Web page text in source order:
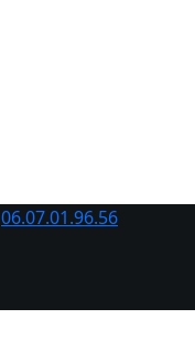
06.07.01.96.56